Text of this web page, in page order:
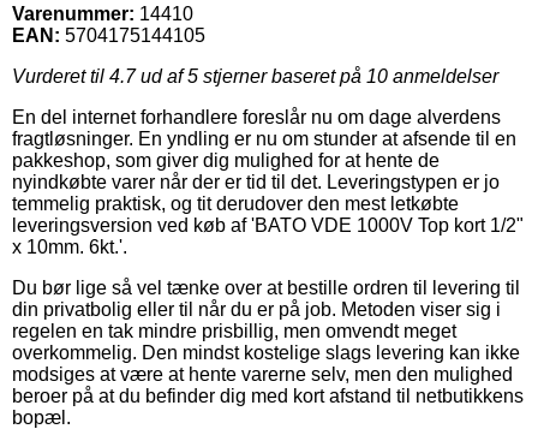
Varenummer: 14410
EAN: 5704175144105
Vurderet til 4.7ud af 5 stjerner baseret på 10 anmeldelser
En del internet forhandlere foreslår nu om dage alverdens
fragtløsninger. En yndling er nu om stunder at afsende til en
pakkeshop, som giver dig mulighed for at hente de
nyindkøbte varer når der er tid til det. Leveringstypen er jo
temmelig praktisk, og tit derudover den mest letkøbte
leveringsversion ved køb af 'BATO VDE 1000V Top kort 1/2"
x 10mm. 6kt.'.
Du bør lige så vel tænke over at bestille ordren til levering til
din privatbolig eller til når du er på job. Metoden viser sig i
regelen en tak mindre prisbillig, men omvendt meget
overkommelig. Den mindst kostelige slags levering kan ikke
modsiges at være at hente varerne selv, men den mulighed
beroer på at du befinder dig med kort afstand til netbutikkens
bopæl.